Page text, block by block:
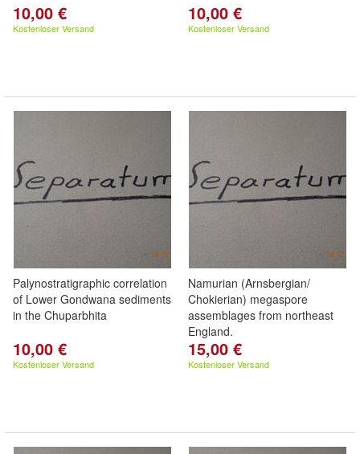
10,00 €
Kostenloser Versand
10,00 €
Kostenloser Versand
Palynostratigraphic correlation
of Lower Gondwana sediments
in the Chuparbhita
10,00 €
Kostenloser Versand
Namurian (Arnsbergian/
Chokierian) megaspore
assemblages from northeast
England.
15,00 €
Kostenloser Versand